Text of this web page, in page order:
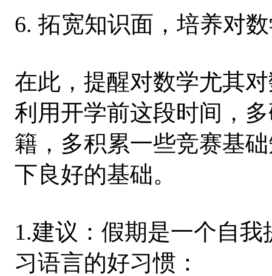
6. 拓宽知识面，培养对
在此，提醒对数学尤其
利用开学前这段时间，
籍，多积累一些竞赛基
下良好的基础。
1.建议：假期是一个自
习语言的好习惯：